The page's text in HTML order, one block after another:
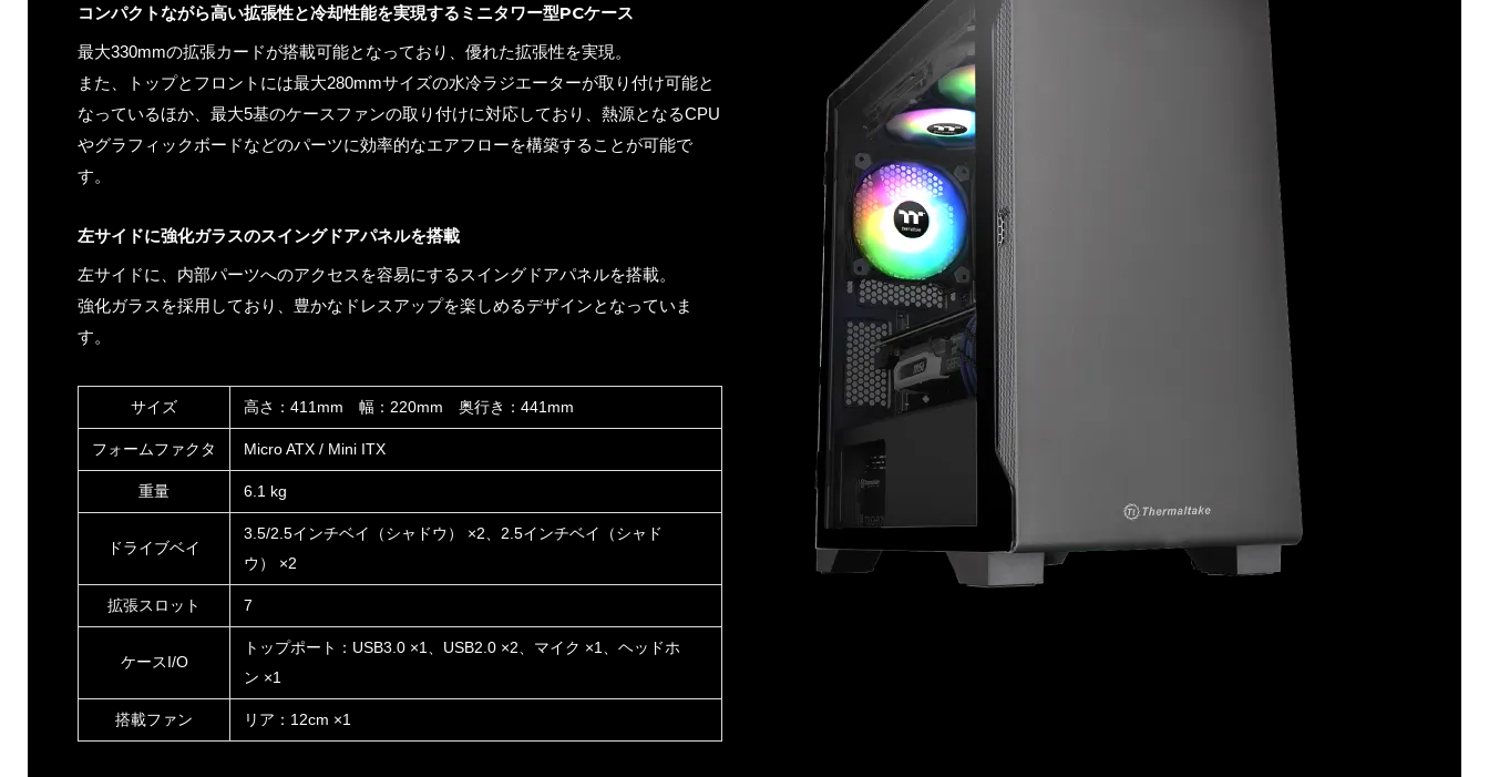
コンパクトながら高い拡張性と冷却性能を実現するミニタワー型PCケース
最大330mmの拡張カードが搭載可能となっており、優れた拡張性を実現。
また、トップとフロントには最大280mmサイズの水冷ラジエーターが取り付け可能と
なっているほか、最大5基のケースファンの取り付けに対応しており、熱源となるCPU
やグラフィックボードなどのパーツに効率的なエアフローを構築することが可能で
す。
左サイドに強化ガラスのスイングドアパネルを搭載
左サイドに、内部パーツへのアクセスを容易にするスイングドアパネルを搭載。
強化ガラスを採用しており、豊かなドレスアップを楽しめるデザインとなっていま
す。
サイズ 高さ：411mm 幅：220mm 奥行き：441mm
フォームファクタ Micro ATX / Mini ITX
重量 6.1 kg
ドライブベイ
3.5/2.5インチベイ（シャドウ） ×2、2.5インチベイ（シャド
ウ） ×2
拡張スロット 7
ケースI/O
トップポート：USB3.0 ×1、USB2.0 ×2、マイク ×1、ヘッドホ
ン ×1
搭載ファン リア：12cm ×1